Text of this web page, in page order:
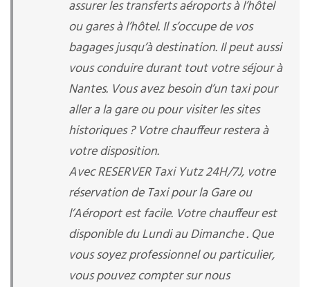
assurer les transferts aéroports à l’hôtel
ou gares à l’hôtel. Il s’occupe de vos
bagages jusqu’à destination. Il peut aussi
vous conduire durant tout votre séjour à
Nantes. Vous avez besoin d’un taxi pour
aller a la gare ou pour visiter les sites
historiques ? Votre chauffeur restera à
votre disposition.
Avec RESERVER Taxi Yutz 24H/7J, votre
réservation de Taxi pour la Gare ou
l’Aéroport est facile. Votre chauffeur est
disponible du Lundi au Dimanche . Que
vous soyez professionnel ou particulier,
vous pouvez compter sur nous